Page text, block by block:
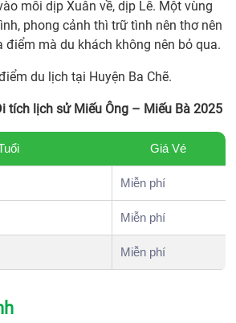
mỗi dịp Xuân về, dịp Lễ. Một vùng
phong cảnh thì trữ tình nên thơ nên
mà du khách không nên bỏ qua.
du lịch tại Huyện Ba Chẽ.
tích lịch sử Miếu Ông – Miếu Bà 2025
Giá Vé
Miễn phí
Miễn phí
Miễn phí